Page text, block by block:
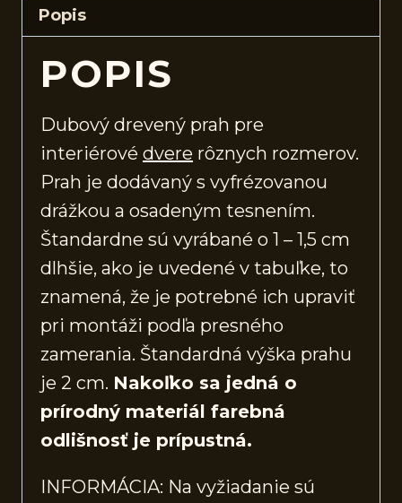
Popis
POPIS
Dubový drevený prah pre
interiérové dvere rôznych rozmerov.
Prah je dodávaný s vyfrézovanou
drážkou a osadeným tesnením.
Štandardne sú vyrábané o 1 – 1,5 cm
dlhšie, ako je uvedené v tabuľke, to
znamená, že je potrebné ich upraviť
pri montáži podľa presného
zamerania. Štandardná výška prahu
je 2 cm. Nakoľko sa jedná o
prírodný materiál farebná
odlišnosť je prípustná.
INFORMÁCIA: Na vyžiadanie sú